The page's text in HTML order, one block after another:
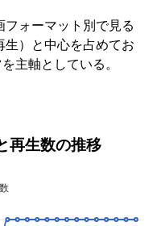
ォーマット別で見る
）と中心を占めてお
主軸としている。
再生数の推移